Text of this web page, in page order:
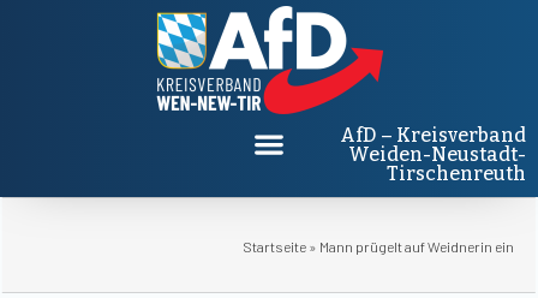
AfD – Kreisverband
Weiden-Neustadt-
Tirschenreuth
Startseite » Mann prügelt auf Weidnerin ein